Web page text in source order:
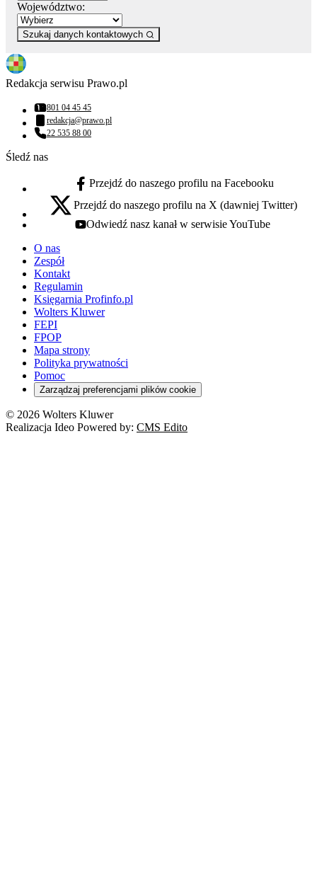
Województwo:
Szukaj danych kontaktowych
Redakcja serwisu Prawo.pl
Numer telefonu:
801 04 45 45
Adres email:
redakcja@prawo.pl
Numer telefonu:
22 535 88 00
Śledź nas
facebook - otwiera się w nowej karcie
Przejdź do naszego profilu na Facebooku
x - otwiera się w nowej karcie
Przejdź do naszego profilu na X (dawniej Twitter)
youtube - otwiera się w nowej karcie
Odwiedź nasz kanał w serwisie YouTube
O nas
Zespół
Kontakt
Regulamin
Księgarnia Profinfo.pl
Wolters Kluwer
FEPI
FPOP
Mapa strony
Polityka prywatności
Pomoc
Zarządzaj preferencjami plików cookie
© 2026 Wolters Kluwer
Realizacja Ideo Powered by: CMS Edito